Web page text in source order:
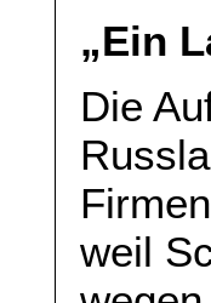
„Ein
Die
weil